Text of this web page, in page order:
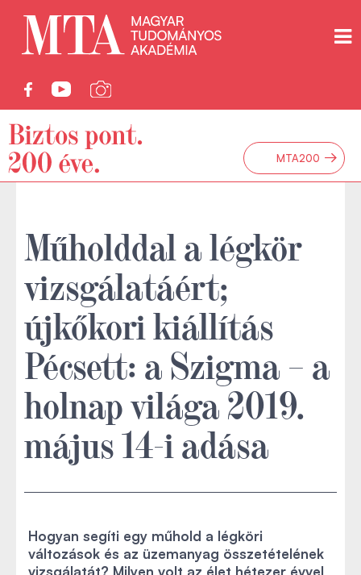
MTA200 →
Műholddal a légkör
vizsgálatáért;
újkőkori kiállítás
Pécsett: a Szigma – a
holnap világa 2019.
május 14-i adása
Hogyan segíti egy műhold a légköri
változások és az üzemanyag összetételének
vizsgálatát? Milyen volt az élet hétezer évvel